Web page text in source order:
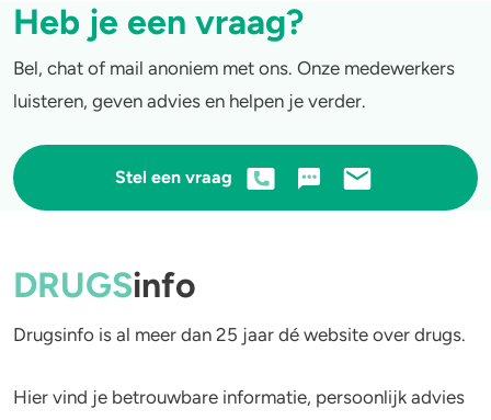
Poppers
Crack
Heb je een vraag?
Bel, chat of mail anoniem met ons. Onze medewerkers
luisteren, geven advies en helpen je verder.
Stel een vraag
DRUGSinfo
Drugsinfo is al meer dan 25 jaar dé website over drugs.
Hier vind je betrouwbare informatie, persoonlijk advies